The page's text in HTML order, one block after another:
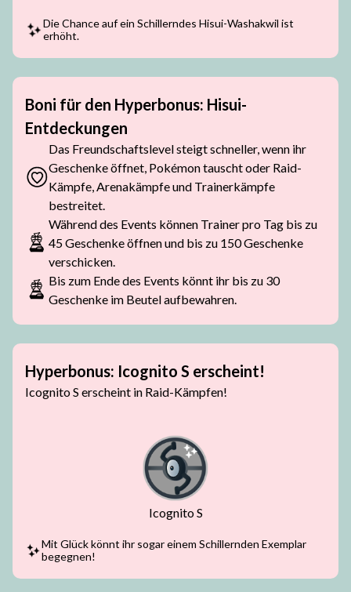
Die Chance auf ein Schillerndes Hisui-Washakwil ist
erhöht.
Boni für den Hyperbonus: Hisui-
Entdeckungen
Das Freundschaftslevel steigt schneller, wenn ihr
Geschenke öffnet, Pokémon tauscht oder Raid-
Kämpfe, Arenakämpfe und Trainerkämpfe
bestreitet.
Während des Events können Trainer pro Tag bis zu
45 Geschenke öffnen und bis zu 150 Geschenke
verschicken.
Bis zum Ende des Events könnt ihr bis zu 30
Geschenke im Beutel aufbewahren.
Hyperbonus: Icognito S erscheint!
Icognito S erscheint in Raid-Kämpfen!
Icognito S
Mit Glück könnt ihr sogar einem Schillernden Exemplar
begegnen!